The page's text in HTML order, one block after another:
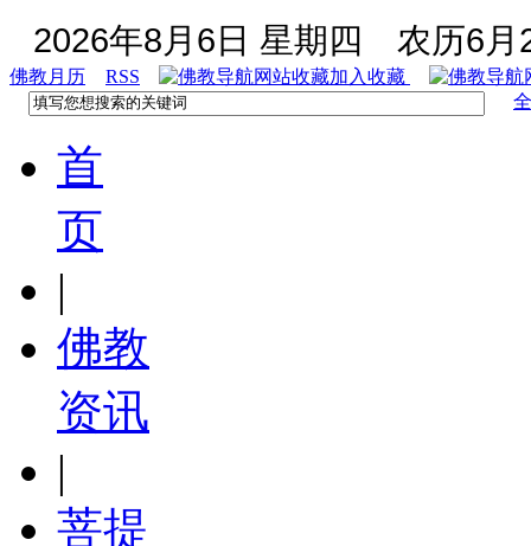
2026年8月6日 星期四 农历6月
佛教月历 RSS
加入收藏
首
页
|
佛教
资讯
|
菩提